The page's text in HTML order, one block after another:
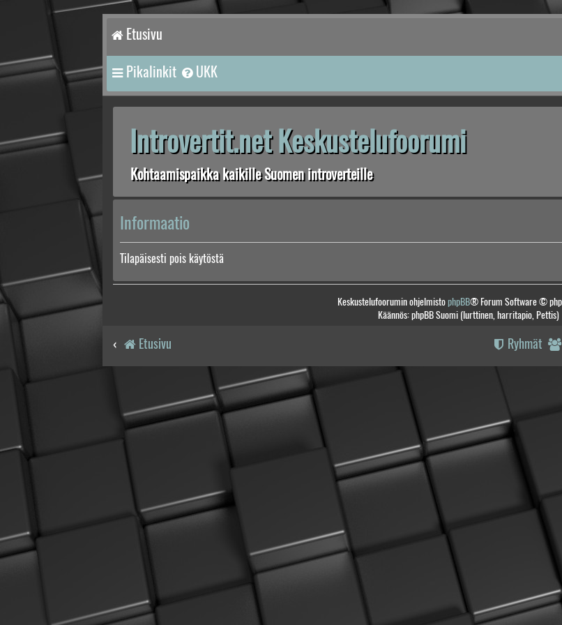
Etusivu
Pikalinkit UKK
Introvertit.net Keskustelufoorumi
Kohtaamispaikka kaikille Suomen introverteille
Informaatio
Tilapäisesti pois käytöstä
Keskustelufoorumin ohjelmistophpBB® Forum Software ©
Käännös: phpBB Suomi (lurttinen, harritapio, Pettis)
Etusivu Ryhmät